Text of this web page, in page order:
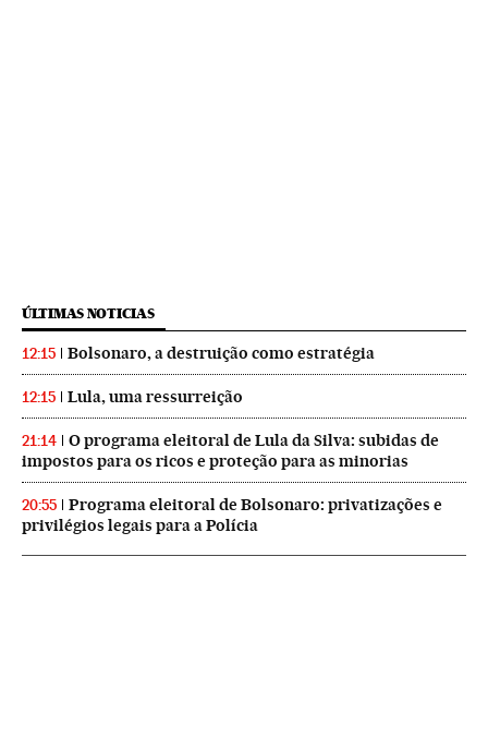
ÚLTIMAS NOTICIAS
12:15 Bolsonaro, a destruição como estratégia
12:15 Lula, uma ressurreição
21:14
O programa eleitoral de Lula da Silva: subidas de
impostos para os ricos e proteção para as minorias
20:55
Programa eleitoral de Bolsonaro: privatizações e
privilégios legais para a Polícia